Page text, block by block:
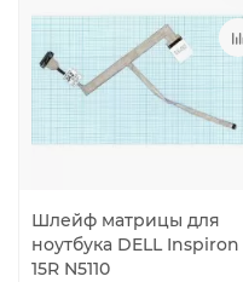
Шлейф матрицы для
ноутбука DELL Inspiron
15R N5110